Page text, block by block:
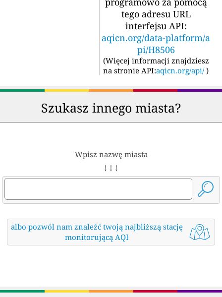
tego adresu URL
interfejsu API:
aqicn.org/data-platform/a
pi/H8506
(Więcej informacji znajdziesz
na stronie API:aqicn.org/api/ )
Szukasz innego miasta?
Wpisz nazwę miasta
↓ ↓ ↓
albo pozwól nam znaleźć twoją najbliższą stację
monitorującą AQI